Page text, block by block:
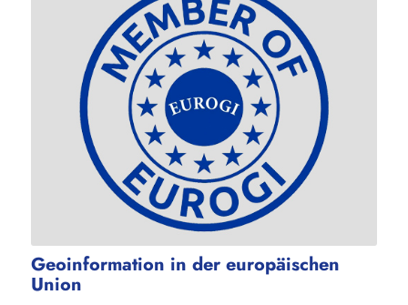
Geoinformation in der europäischen
Union